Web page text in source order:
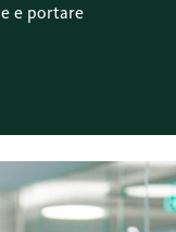
e portare